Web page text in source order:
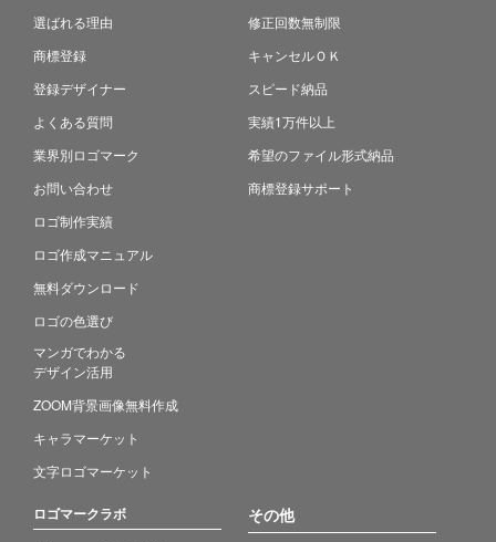
選ばれる理由
商標登録
登録デザイナー
よくある質問
業界別ロゴマーク
お問い合わせ
ロゴ制作実績
ロゴ作成マニュアル
無料ダウンロード
ロゴの色選び
マンガでわかる
デザイン活用
ZOOM背景画像無料作成
キャラマーケット
文字ロゴマーケット
修正回数無制限
キャンセルＯＫ
スピード納品
実績1万件以上
希望のファイル形式納品
商標登録サポート
ロゴマークラボ その他